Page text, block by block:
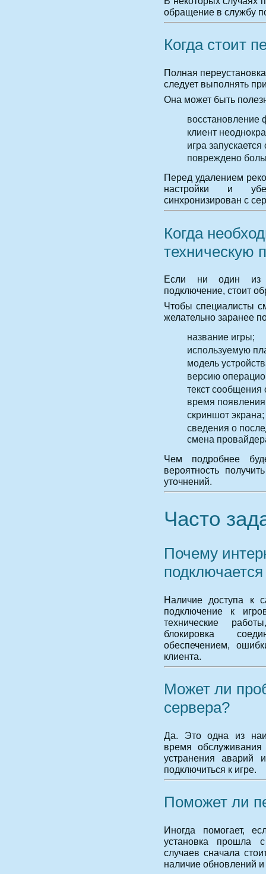
обращение в службу
Когда стоит
Полная
следует выполнять
Она может быть
восстановление
клиент
игра
повреждено
Перед удалением
настройки и
синхронизирован с
Когда
техническую
Если ни один из
подключение, стоит
Чтобы специалисты
желательно заранее
название игры;
используемую
модель
версию
текст сообщения
время
скриншот экрана;
сведения о
смена
Чем подробнее
вероятность
уточнений.
Часто
Почему
Наличие доступа к
подключение к
технические
блокировка
обеспечением,
клиента.
Может ли
сервера?
Да. Это одна из
время обслуживания
устранения аварий
подключиться к игре.
Поможет ли
Иногда помогает,
установка прошла
случаев сначала
наличие обновлений